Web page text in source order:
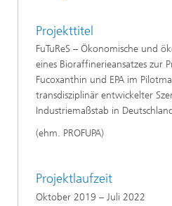
Projekttitel
FuTuReS – Ökonomische und
eines Bioraffinerieansatzes zur
Fucoxanthin und EPA im
transdisziplinär entwickelter
Industriemaßstab in Deutschland
(ehm. PROFUPA)
Projektlaufzeit
Oktober 2019 – Juli 2022